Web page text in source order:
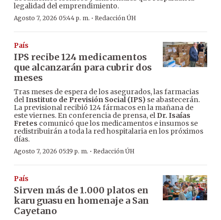
legalidad del emprendimiento.
Agosto 7, 2026 05:44 p. m. · Redacción ÚH
País
IPS recibe 124 medicamentos
que alcanzarán para cubrir dos
meses
Tras meses de espera de los asegurados, las farmacias
delInstituto de Previsión Social (IPS) se abastecerán.
La previsional recibió 124 fármacos en la mañana de
este viernes. En conferencia de prensa, el Dr. Isaías
Fretes comunicó que los medicamentos e insumos se
redistribuirán a toda la red hospitalaria en los próximos
días.
Agosto 7, 2026 05:19 p. m. · Redacción ÚH
País
Sirven más de 1.000 platos en
karu guasu en homenaje a San
Cayetano